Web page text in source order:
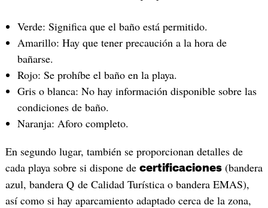
Verde: Significa que el baño está permitido.
Amarillo: Hay que tener precaución a la hora de
bañarse.
Rojo: Se prohíbe el baño en la playa.
Gris o blanca: No hay información disponible sobre las
condiciones de baño.
Naranja: Aforo completo.
En segundo lugar, también se proporcionan detalles de
cada playa sobre si dispone de certificaciones(bandera
azul, bandera Q de Calidad Turística o bandera EMAS),
así como si hay aparcamiento adaptado cerca de la zona,